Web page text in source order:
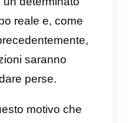
un tasso di
delle vendite